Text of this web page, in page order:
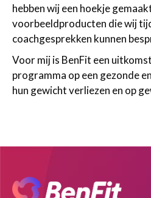
hebben wij een hoekje
voorbeeldproducten die wij
coachgesprekken kunnen
Voor mij is BenFit een
programma op een gezonde
hun gewicht verliezen en op